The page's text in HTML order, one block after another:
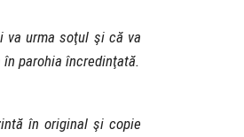
va urma soţul şi că va
parohia încredinţată.
în original şi copie